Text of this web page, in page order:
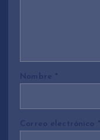
Nombre *
Correo electrónico *